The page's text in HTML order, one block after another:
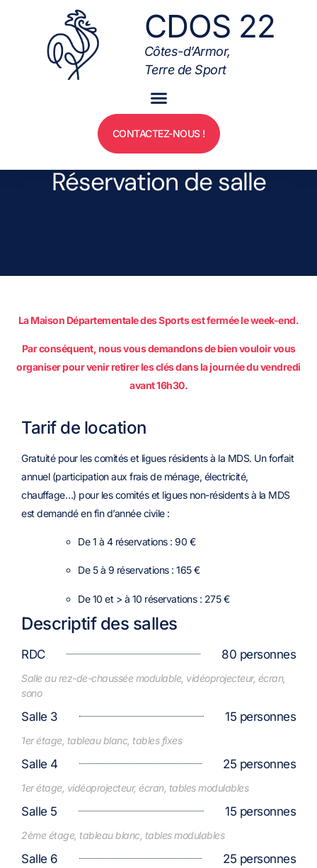
CDOS 22
Côtes-d’Armor,
Terre de Sport
CONTACTEZ-NOUS !
Réservation de salle
La Maison Départementale des Sports est fermée le week-end.
Par conséquent, nous vous demandons de bien vouloir vous
organiser pour venir retirer les clés dans la journée du vendredi
avant 16h30.
Tarif de location
Gratuité pour les comités et ligues résidents à la MDS. Un forfait
annuel (participation aux frais de ménage, électricité,
chauffage…) pour les comités et ligues non-résidents à la MDS
est demandé en fin d’année civile :
De 1 à 4 réservations : 90 €
De 5 à 9 réservations : 165 €
De 10 et > à 10 réservations : 275 €
Descriptif des salles
RDC 80 personnes
Salle au rez-de-chaussée modulable, vidéoprojecteur, écran,
sono
Salle 3 15 personnes
1er étage, tableau blanc, tables fixes
Salle 4 25 personnes
1er étage, vidéoprojecteur, écran, tables modulables
Salle 5 15 personnes
2ème étage, tableau blanc, tables modulables
Salle 6 25 personnes